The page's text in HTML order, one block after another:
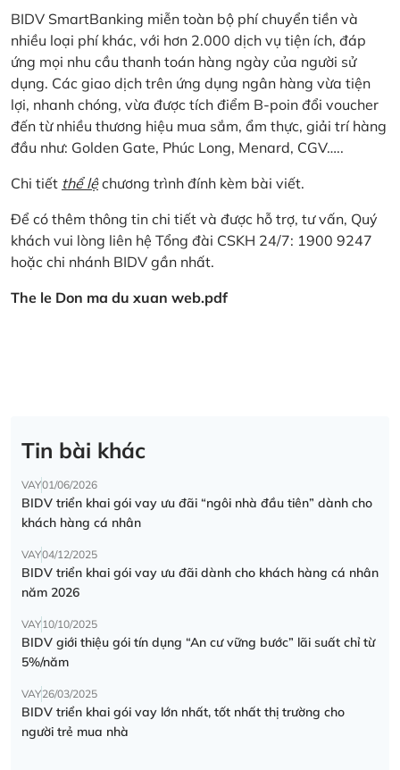
BIDV SmartBanking miễn toàn bộ phí chuyển tiền và
nhiều loại phí khác, với hơn 2.000 dịch vụ tiện ích, đáp
ứng mọi nhu cầu thanh toán hàng ngày của người sử
dụng. Các giao dịch trên ứng dụng ngân hàng vừa tiện
lợi, nhanh chóng, vừa được tích điểm B-poin đổi voucher
đến từ nhiều thương hiệu mua sắm, ẩm thực, giải trí hàng
đầu như: Golden Gate, Phúc Long, Menard, CGV…..
Chi tiết thể lệchương trình đính kèm bài viết.
Để có thêm thông tin chi tiết và được hỗ trợ, tư vấn, Quý
khách vui lòng liên hệ Tổng đài CSKH 24/7: 1900 9247
hoặc chi nhánh BIDV gần nhất.
The le Don ma du xuan web.pdf
Tin bài khác
VAY01/06/2026
BIDV triển khai gói vay ưu đãi “ngôi nhà đầu tiên” dành cho
khách hàng cá nhân
VAY04/12/2025
BIDV triển khai gói vay ưu đãi dành cho khách hàng cá nhân
năm 2026
VAY10/10/2025
BIDV giới thiệu gói tín dụng “An cư vững bước” lãi suất chỉ từ
5%/năm
VAY26/03/2025
BIDV triển khai gói vay lớn nhất, tốt nhất thị trường cho
người trẻ mua nhà